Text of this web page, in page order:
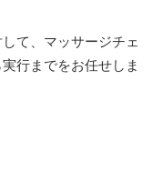
て、マッサージチェ
行までをお任せしま